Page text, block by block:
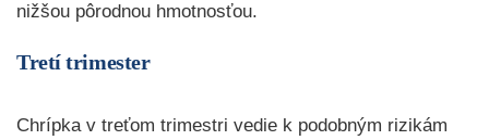
nižšou pôrodnou hmotnosťou.
Tretí trimester
Chrípka v treťom trimestri vedie k podobným rizikám